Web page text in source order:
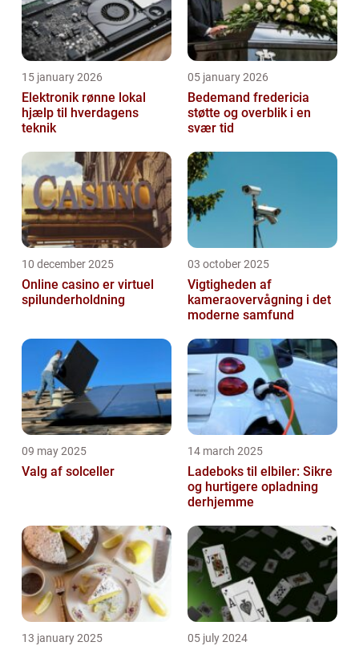
15 january 2026
Elektronik rønne lokal
hjælp til hverdagens
teknik
05 january 2026
Bedemand fredericia
støtte og overblik i en
svær tid
10 december 2025
Online casino er virtuel
spilunderholdning
03 october 2025
Vigtigheden af
kameraovervågning i det
moderne samfund
09 may 2025
Valg af solceller
14 march 2025
Ladeboks til elbiler: Sikre
og hurtigere opladning
derhjemme
13 january 2025 05 july 2024